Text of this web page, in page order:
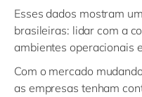
Esses dados mostram
brasileiras: lidar com a
ambientes operacionais
Com o mercado
as empresas tenham